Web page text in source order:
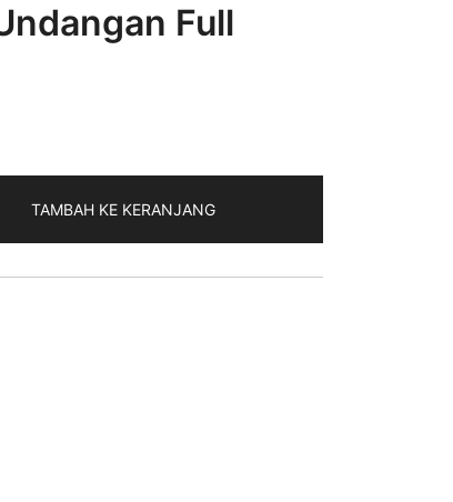
Full
TAMBAH KE KERANJANG